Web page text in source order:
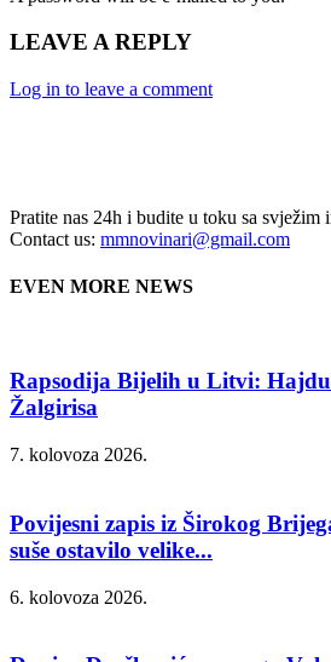
LEAVE A REPLY
Log in to leave a comment
Pratite nas 24h i budite u toku sa svježim
Contact us: mmnovinari@gmail.com
EVEN MORE NEWS
Rapsodija Bijelih u Litvi:
Žalgirisa
7. kolovoza 2026.
Povijesni zapis iz Širokog
suše ostavilo velike...
6. kolovoza 2026.